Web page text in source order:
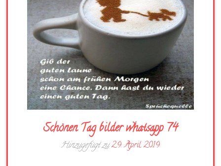
Schönen Tag bilder whatsapp 74
Hinzugefügt zu29. April 2019